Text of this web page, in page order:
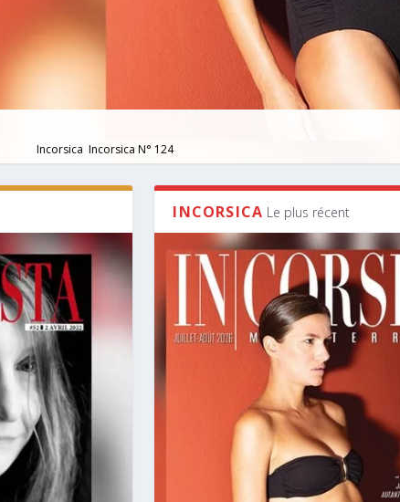
|Incorsica ,Incorsica N° 124
INCORSICA Le plus récent